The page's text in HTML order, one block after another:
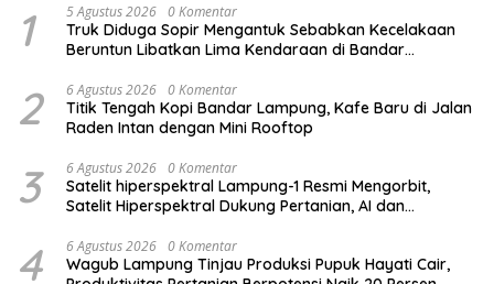
1 5 Agustus 2026 0 Komentar
Truk Diduga Sopir Mengantuk Sebabkan Kecelakaan
Beruntun Libatkan Lima Kendaraan di Bandar
2 6 Agustus 2026 0 Komentar
Titik Tengah Kopi Bandar Lampung, Kafe Baru di Jalan
Raden Intan dengan Mini Rooftop
3 6 Agustus 2026 0 Komentar
Satelit hiperspektral Lampung-1 Resmi Mengorbit,
Satelit Hiperspektral Dukung Pertanian, AI dan
4 6 Agustus 2026 0 Komentar
Wagub Lampung Tinjau Produksi Pupuk Hayati Cair,